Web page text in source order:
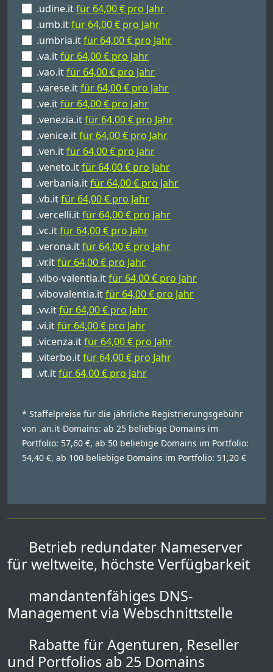
.udine.itfür 64,00 € pro Jahr
.umb.itfür 64,00 € pro Jahr
.umbria.itfür 64,00 € pro Jahr
.va.itfür 64,00 € pro Jahr
.vao.itfür 64,00 € pro Jahr
.varese.itfür 64,00 € pro Jahr
.ve.itfür 64,00 € pro Jahr
.venezia.itfür 64,00 € pro Jahr
.venice.itfür 64,00 € pro Jahr
.ven.itfür 64,00 € pro Jahr
.veneto.itfür 64,00 € pro Jahr
.verbania.itfür 64,00 € pro Jahr
.vb.itfür 64,00 € pro Jahr
.vercelli.itfür 64,00 € pro Jahr
.vc.itfür 64,00 € pro Jahr
.verona.itfür 64,00 € pro Jahr
.vr.itfür 64,00 € pro Jahr
.vibo-valentia.itfür 64,00 € pro Jahr
.vibovalentia.itfür 64,00 € pro Jahr
.vv.itfür 64,00 € pro Jahr
.vi.itfür 64,00 € pro Jahr
.vicenza.itfür 64,00 € pro Jahr
.viterbo.itfür 64,00 € pro Jahr
.vt.itfür 64,00 € pro Jahr
* Staffelpreise für die jährliche Registrierungsgebühr
von .an.it-Domains: ab 25 beliebige Domains im
Portfolio: 57,60 €, ab 50 beliebige Domains im Portfolio:
54,40 €, ab 100 beliebige Domains im Portfolio: 51,20 €
Betrieb redundater Nameserver
für weltweite, höchste Verfügbarkeit
mandantenfähiges DNS-
Management via Webschnittstelle
Rabatte für Agenturen, Reseller
und Portfolios ab 25 Domains